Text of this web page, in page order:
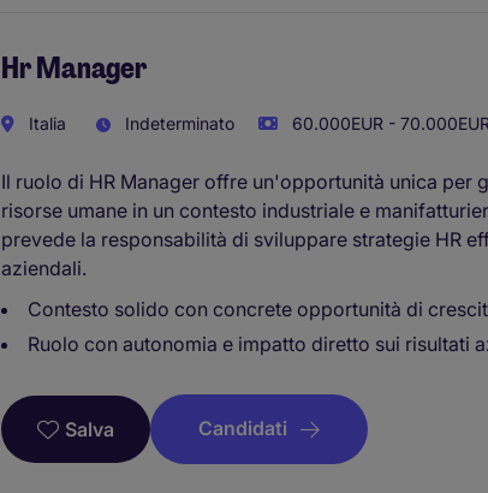
Hr Manager
Italia Indeterminato 60.000EUR -
Il ruolo di HR Manager offre un'opportunità unica per
risorse umane in un contesto industriale e
prevede la responsabilità di sviluppare strategie HR
aziendali.
Contesto solido con concrete opportunità di
Ruolo con autonomia e impatto diretto sui risultati
Salva Candidati